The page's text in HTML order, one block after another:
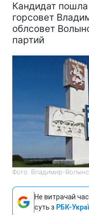
Кандидат
горсовет
облсовет
партий
Фото: Владимир-
Не витрачай
суть з РБК-